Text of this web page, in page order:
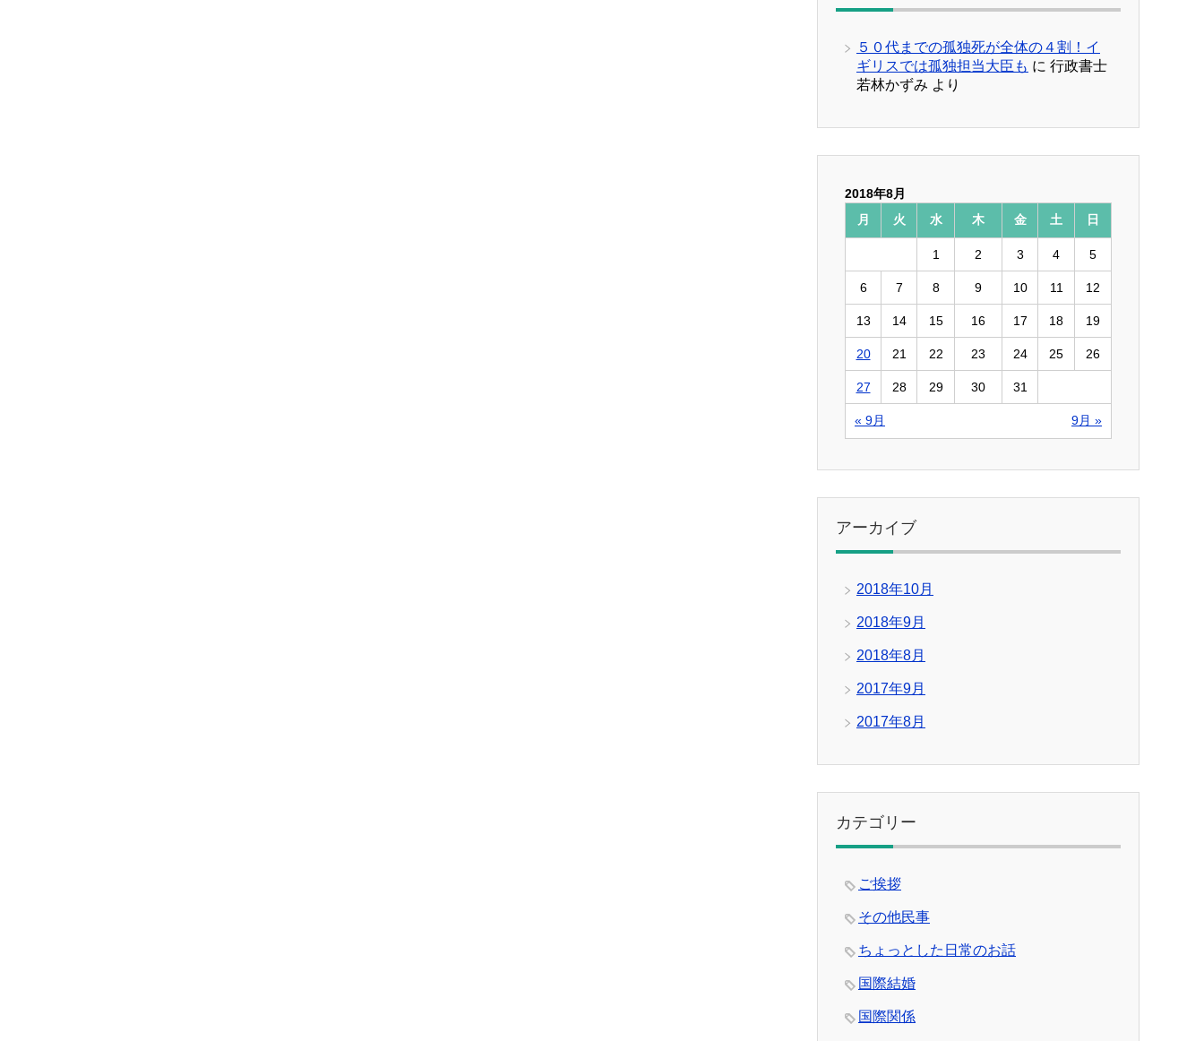
５０代までの孤独死が全体の４割！イ
ギリスでは孤独担当大臣も に 行政書士
若林かずみ より
2018年8月
月
火 水 木 金 土 日
« 9月 9月 »
1 2 3 4 5
6 7 8 9 10 11 12
13 14 15 16 17 18 19
20 21 22 23 24 25 26
27 28 29 30 31
アーカイブ
2018年10月
2018年9月
2018年8月
2017年9月
2017年8月
カテゴリー
ご挨拶
その他民事
ちょっとした日常のお話
国際結婚
国際関係